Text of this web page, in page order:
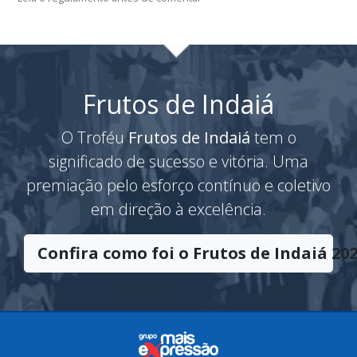
Frutos de Indaiá
O TroféuFrutos de Indaiá tem o
significado de sucesso e vitória. Uma
premiação pelo esforço contínuo e coletivo
em direção à excelência.
Confira como foi o Frutos de Indaiá